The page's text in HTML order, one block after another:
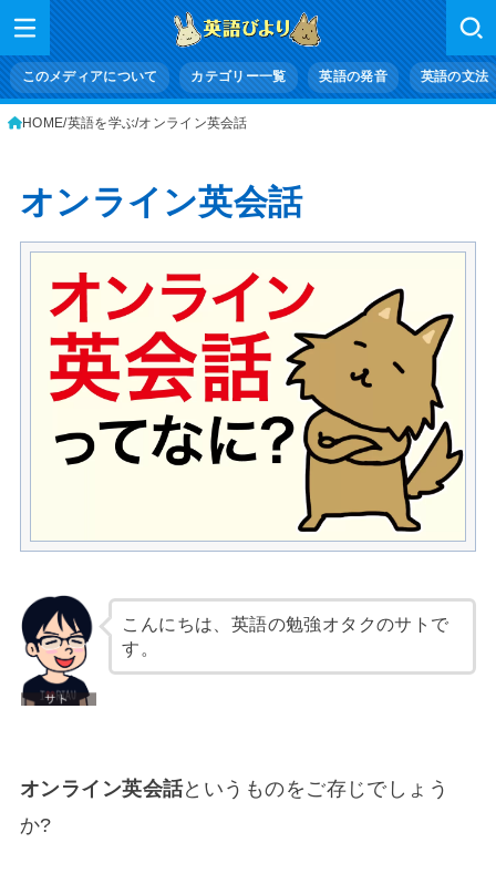
このメディアについて カテゴリー一覧 英語の発音 英語の文法
HOME 英語を学ぶ オンライン英会話
オンライン英会話
こんにちは、英語の勉強オタクのサトで
す。
オンライン英会話というものをご存じでしょう
か?